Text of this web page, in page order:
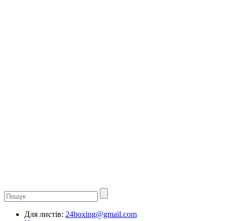
Для листів: 24boxing@gmail.com